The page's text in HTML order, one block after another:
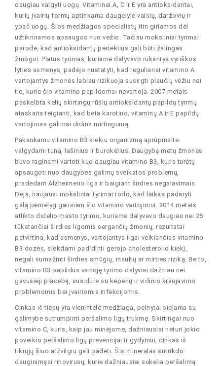
daugiau valgyti uogų. Vitaminai A, C ir E yra antioksidantai,
kurių įvairių formų aptinkama daugelyje vaisių, daržovių ir
ypač uogų. Šios medžiagos specialistų itin giriamos dėl
užtikrinamos apsaugos nuo vėžio. Tačiau moksliniai tyrimai
parodė, kad antioksidantų perteklius gali būti žalingas
žmogui. Platus tyrimas, kuriame dalyvavo rūkantys vyriškos
lyties asmenys, padėjo nustatyti, kad reguliariai vitamino A
vartojantys žmonės labiau rizikuoja susirgti plaučių vėžiu nei
tie, kurie šio vitamino papildomai nevartoja. 2007 metais
paskelbta kelių skirtingų rūšių antioksidantų papildų tyrimų
ataskaita teigianti, kad beta karotino, vitaminų A ir E papildų
vartojimas galimai didina mirtingumą.
Pakankamu vitamino B3 kiekiu organizmą aprūpinsite
valgydami tuną, lašinius ir burokėlius. Daugybę metų žmonės
buvo raginami vartoti kuo daugiau vitamino B3, kuris turėtų
apsaugoti nuo daugybės galimų sveikatos problemų,
pradedant Alzheimerio liga ir baigiant širdies negalavimais.
Deja, naujausi moksliniai tyrimai rodo, kad laikas padaryti
galą pernelyg gausiam šio vitamino vartojimui. 2014 metais
atlikto didelio masto tyrimo, kuriame dalyvavo daugiau nei 25
tūkstančiai širdies ligomis sergančių žmonių, rezultatai
patvirtina, kad asmenys, vartojantys ilgai veikiančias vitamino
B3 dozes, siekdami padidinti gerojo cholesterolio kiekį,
negali sumažinti širdies smūgių, insultų ar mirties riziką. Be to,
vitamino B3 papildus vartoję tyrimo dalyviai dažniau nei
gavusieji placebą, susidūrė su kepenų ir vidinio kraujavimo
problemomis bei įvairiomis infekcijomis.
Cinkas iš tiesų yra vienintelė medžiaga, pelnytai siejama su
galimybe sutrumpinti peršalimo ligų trukmę. Skirtingai nuo
vitamino C, kuris, kaip jau minėjome, dažniausiai neturi jokio
poveikio peršalimo ligų prevencijai ir gydymui, cinkas iš
tikrųjų šiuo atžvilgiu gali padėti. Šis mineralas sutrikdo
dauginimąsi rinovirusų, kurie dažniausiai sukelia peršalimą.